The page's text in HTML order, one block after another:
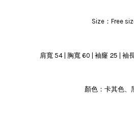
Size：Free
肩寬 54 | 胸寬 60 | 袖窿 25 | 袖
顏色：卡其色、